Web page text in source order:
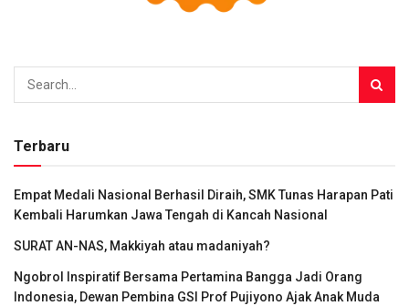
Terbaru
Empat Medali Nasional Berhasil Diraih, SMK Tunas Harapan Pati
Kembali Harumkan Jawa Tengah di Kancah Nasional
SURAT AN-NAS, Makkiyah atau madaniyah?
Ngobrol Inspiratif Bersama Pertamina Bangga Jadi Orang
Indonesia, Dewan Pembina GSI Prof Pujiyono Ajak Anak Muda